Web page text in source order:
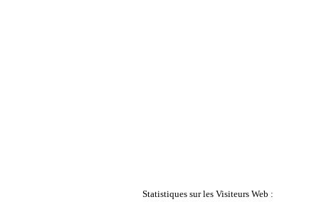
Statistiques sur les Visiteurs Web :